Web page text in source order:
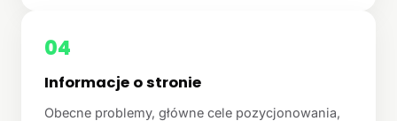
04
Informacje o stronie
Obecne problemy, główne cele pozycjonowania,